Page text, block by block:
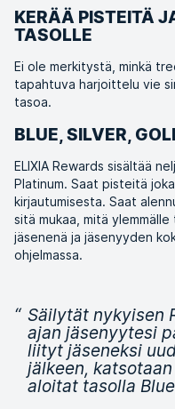
KERÄÄ PISTEITÄ
TASOLLE
Ei ole merkitystä, minkä
tapahtuva harjoittelu vie
tasoa.
BLUE, SILVER,
ELIXIA Rewards sisältää
Platinum. Saat pisteitä
kirjautumisesta. Saat
sitä mukaa, mitä
jäsenenä ja jäsenyyden
ohjelmassa.
“ Säilytät nykyisen
ajan jäsenyytesi
liityt jäseneksi
jälkeen,
aloitat tasolla